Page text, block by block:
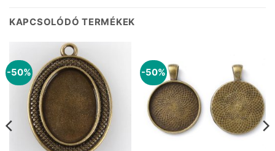
KAPCSOLÓDÓ TERMÉKEK
-50% -50%